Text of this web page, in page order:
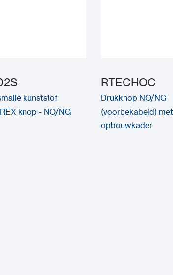
kunststof
knop - NO/NG
RTECHOC
Drukknop NO/NG
(voorbekabeld) met
opbouwkader